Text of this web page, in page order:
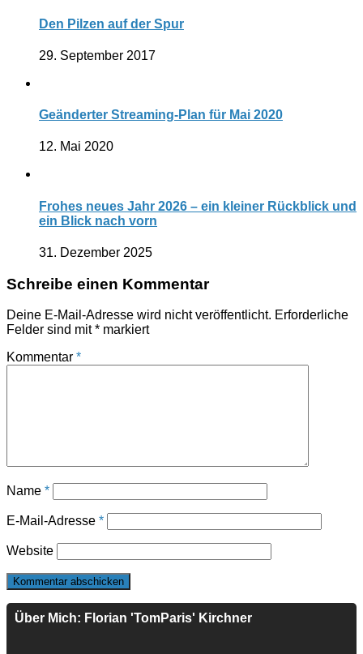
Den Pilzen auf der Spur
29. September 2017
Geänderter Streaming-Plan für Mai 2020
12. Mai 2020
Frohes neues Jahr 2026 – ein kleiner Rückblick und
ein Blick nach vorn
31. Dezember 2025
Schreibe einen Kommentar
Deine E-Mail-Adresse wird nicht veröffentlicht. Erforderliche
Felder sind mit* markiert
Kommentar *
Name *
E-Mail-Adresse *
Website
Über Mich: Florian 'TomParis' Kirchner